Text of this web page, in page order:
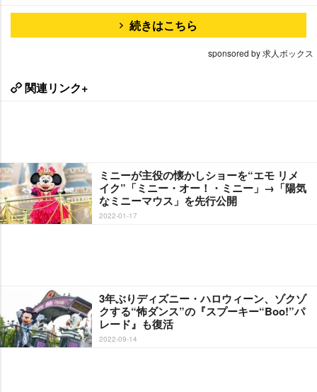
続きはこちら
sponsored by 求人ボックス
関連リンク+
ミニーが主役の懐かしショーを“エモ リメ
イク”「ミニー・オー！・ミニー」→「陽気
なミニーマウス」を先行公開
2022-01-17
3年ぶりディズニー・ハロウィーン、ゾクゾ
クする“怖ダンス”の『スプーキー“Boo!”パ
レード』も復活
2022-09-14